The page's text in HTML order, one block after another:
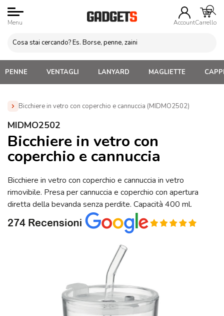
Menu AccountCarrello
PENNE VENTAGLI LANYARD MAGLIETTE
Bicchiere in vetro con coperchio e cannuccia (MIDMO2502)
Home » Tazze e bicchieri
MIDMO2502
Bicchiere in vetro con
coperchio e cannuccia
Bicchiere in vetro con coperchio e cannuccia in vetro
rimovibile. Presa per cannuccia e coperchio con apertura
diretta della bevanda senza perdite. Capacità 400 ml.